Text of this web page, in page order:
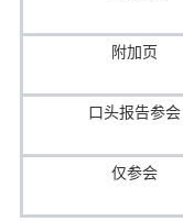
附加页
口头报告参会
仅参会